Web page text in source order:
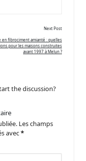
Next Post
en fibrociment amianté : quelles
pour les maisons construites
avant 1997 à Melun ?
the discussion?
Les champs
avec*